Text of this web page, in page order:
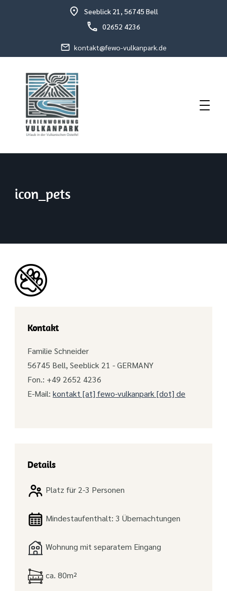
Seeblick 21, 56745 Bell
02652 4236
kontakt@fewo-vulkanpark.de
Fewo Vulkanpark
icon_pets
Kontakt
Familie Schneider
56745 Bell, Seeblick 21 - GERMANY
Fon.: +49 2652 4236
E-Mail: kontakt [at] fewo-vulkanpark [dot] de
Details
Platz für 2-3 Personen
Mindestaufenthalt: 3 Übernachtungen
Wohnung mit separatem Eingang
ca. 80m²